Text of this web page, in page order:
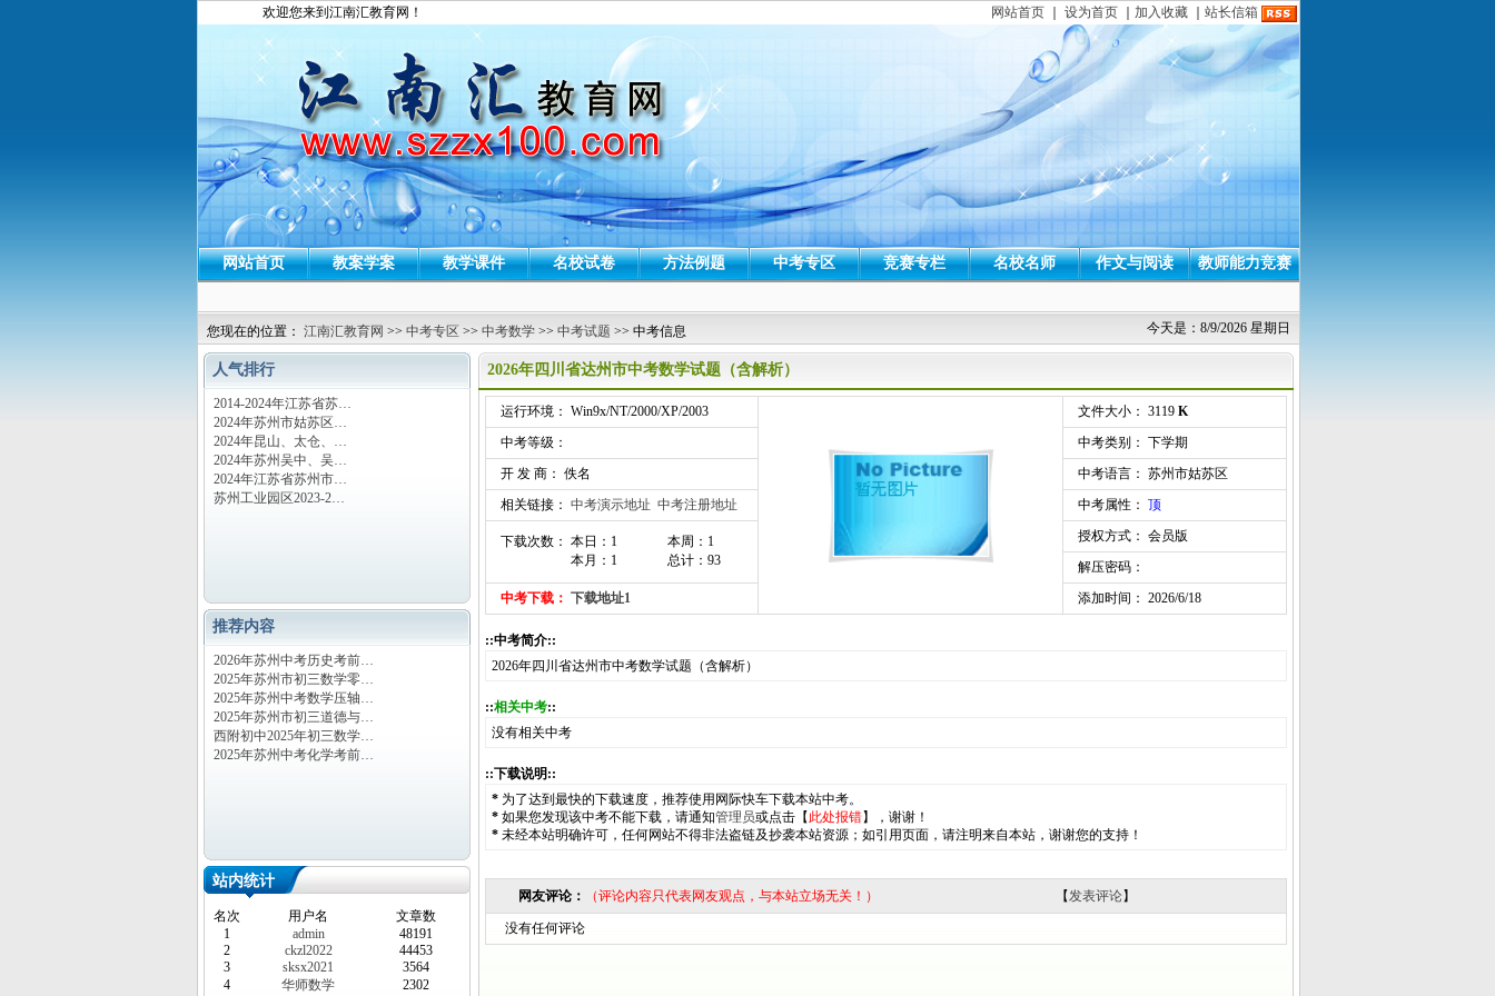
欢迎您来到江南汇教育网！ 网站首页 设为首页 加入收藏 站长信箱
网站首页 教案学案 教学课件 名校试卷 方法例题 中考专区 竞赛专栏 名校名师 作文与阅读 教师能力竞赛
今天是：8/9/2026 星期日
您现在的位置： 江南汇教育网 >> 中考专区 >> 中考数学 >> 中考试题 >> 中考信息
人气排行
2014-2024年江苏省苏…
2024年苏州市姑苏区…
2024年昆山、太仓、…
2024年苏州吴中、吴…
2024年江苏省苏州市…
苏州工业园区2023-2…
推荐内容
2026年苏州中考历史考前…
2025年苏州市初三数学零…
2025年苏州中考数学压轴…
2025年苏州市初三道德与…
西附初中2025年初三数学…
2025年苏州中考化学考前…
站内统计
名次 用户名
文章数
1
admin
48191
2
ckzl2022
44453
3
sksx2021
3564
4
华师数学
2302
2026年四川省达州市中考数学试题（含解析）
运行环境： Win9x/NT/2000/XP/2003 文件大小： 3119 K
中考等级：
中考类别： 下学期
开 发 商： 佚名
中考语言： 苏州市姑苏区
相关链接： 中考演示地址 中考注册地址 中考属性： 顶
下载次数： 本日：1
本月：1
本周：1
总计：93
授权方式： 会员版
解压密码：
中考下载： 下载地址1 添加时间： 2026/6/18
::中考简介::
2026年四川省达州市中考数学试题（含解析）
::相关中考::
没有相关中考
::下载说明::
* 为了达到最快的下载速度，推荐使用网际快车下载本站中考。
* 如果您发现该中考不能下载，请通知管理员或点击【 此处报错】，谢谢！
* 未经本站明确许可，任何网站不得非法盗链及抄袭本站资源；如引用页面，请注明来自本站，谢谢您的支持！
网友评论： （评论内容只代表网友观点，与本站立场无关！） 【发表评论】
没有任何评论